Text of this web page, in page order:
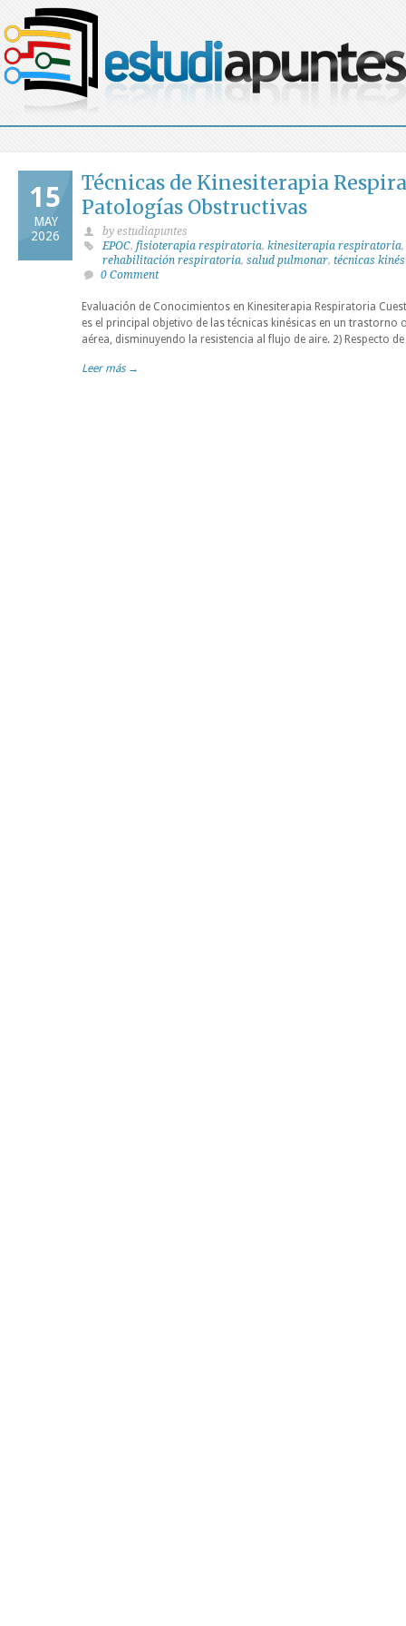
15
MAY
2026
Técnicas de Kinesiterapia
Patologías Obstructivas
by estudiapuntes
EPOC, fisioterapia respiratoria, kinesiterapia respiratoria,
rehabilitación respiratoria, salud pulmonar, técnicas
0 Comment
Evaluación de Conocimientos en Kinesiterapia Respiratoria
es el principal objetivo de las técnicas kinésicas en un trastorno
aérea, disminuyendo la resistencia al flujo de aire. 2) Respecto
Leer más →